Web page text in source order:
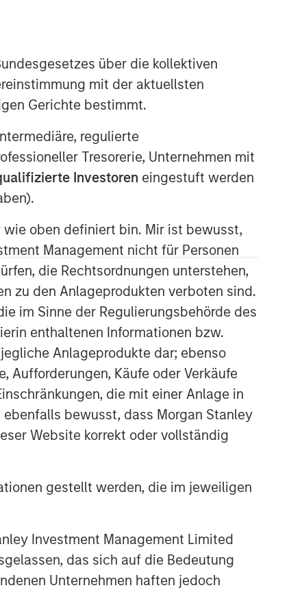
über die kollektiven
mit der aktuellsten
Gerichte bestimmt.
regulierte
Tresorerie, Unternehmen mit
Investoren eingestuft werden
wie oben definiert bin. Mir ist bewusst,
Management nicht für Personen
die Rechtsordnungen unterstehen,
zu den Anlageprodukten verboten sind.
im Sinne der Regulierungsbehörde des
enthaltenen Informationen bzw.
Anlageprodukte dar; ebenso
Aufforderungen, Käufe oder Verkäufe
die mit einer Anlage in
bewusst, dass Morgan Stanley
Website korrekt oder vollständig
gestellt werden, die im jeweiligen
Investment Management Limited
das sich auf die Bedeutung
Unternehmen haften jedoch